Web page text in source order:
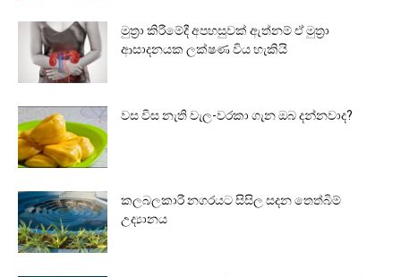
මුත්‍රා කිරීමේදී අපහසුවක් ඇත්නම් ඒ මුත්‍රා
ආසාදනයක ලක්ෂණ විය හැකියි
වස විස නැති වැල-වරකා ගැන ඔබ දන්නවාද?
කලබලකාරී නගරයට සිසිල සදන තෙත්බිම්
උද්‍යානය